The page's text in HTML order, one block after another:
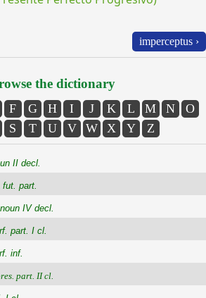
imperceptus ›
the dictionary
F G H I J K L M N
O
S T U V W X Y Z
II decl.
fut. part.
IV decl.
part. I cl.
inf.
part. II cl.